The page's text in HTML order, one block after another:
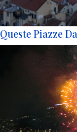
Queste Piazze